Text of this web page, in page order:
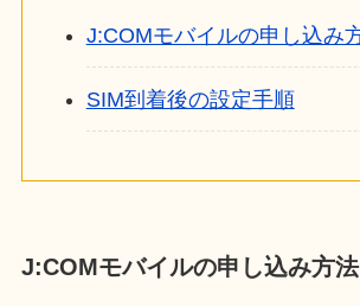
J:COMモバイルの申し込み
SIM到着後の設定手順
J:COMモバイルの申し込み方法